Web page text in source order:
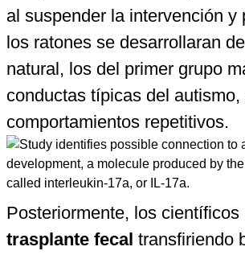
al suspender la intervención y
los ratones se desarrollaran
natural, los del primer grupo
conductas típicas del autismo,
comportamientos repetitivos.
Posteriormente, los científicos
trasplante fecal transfiriendo